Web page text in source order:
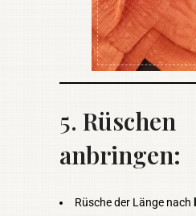
5. Rüschen
anbringen:
Rüsche der Länge nach